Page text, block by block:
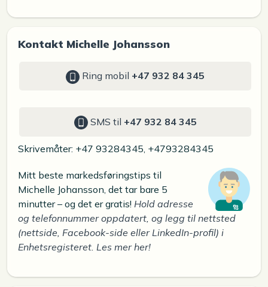
Kontakt Michelle Johansson
Ring mobil +47 932 84 345
SMS til +47 932 84 345
Skrivemåter: +47 93284345, +4793284345
Mitt beste markedsføringstips til
Michelle Johansson, det tar bare 5
minutter – og det er gratis! Hold adresse
og telefonnummer oppdatert, og legg til nettsted
(nettside, Facebook-side eller LinkedIn-profil) i
Enhetsregisteret. Les mer her!